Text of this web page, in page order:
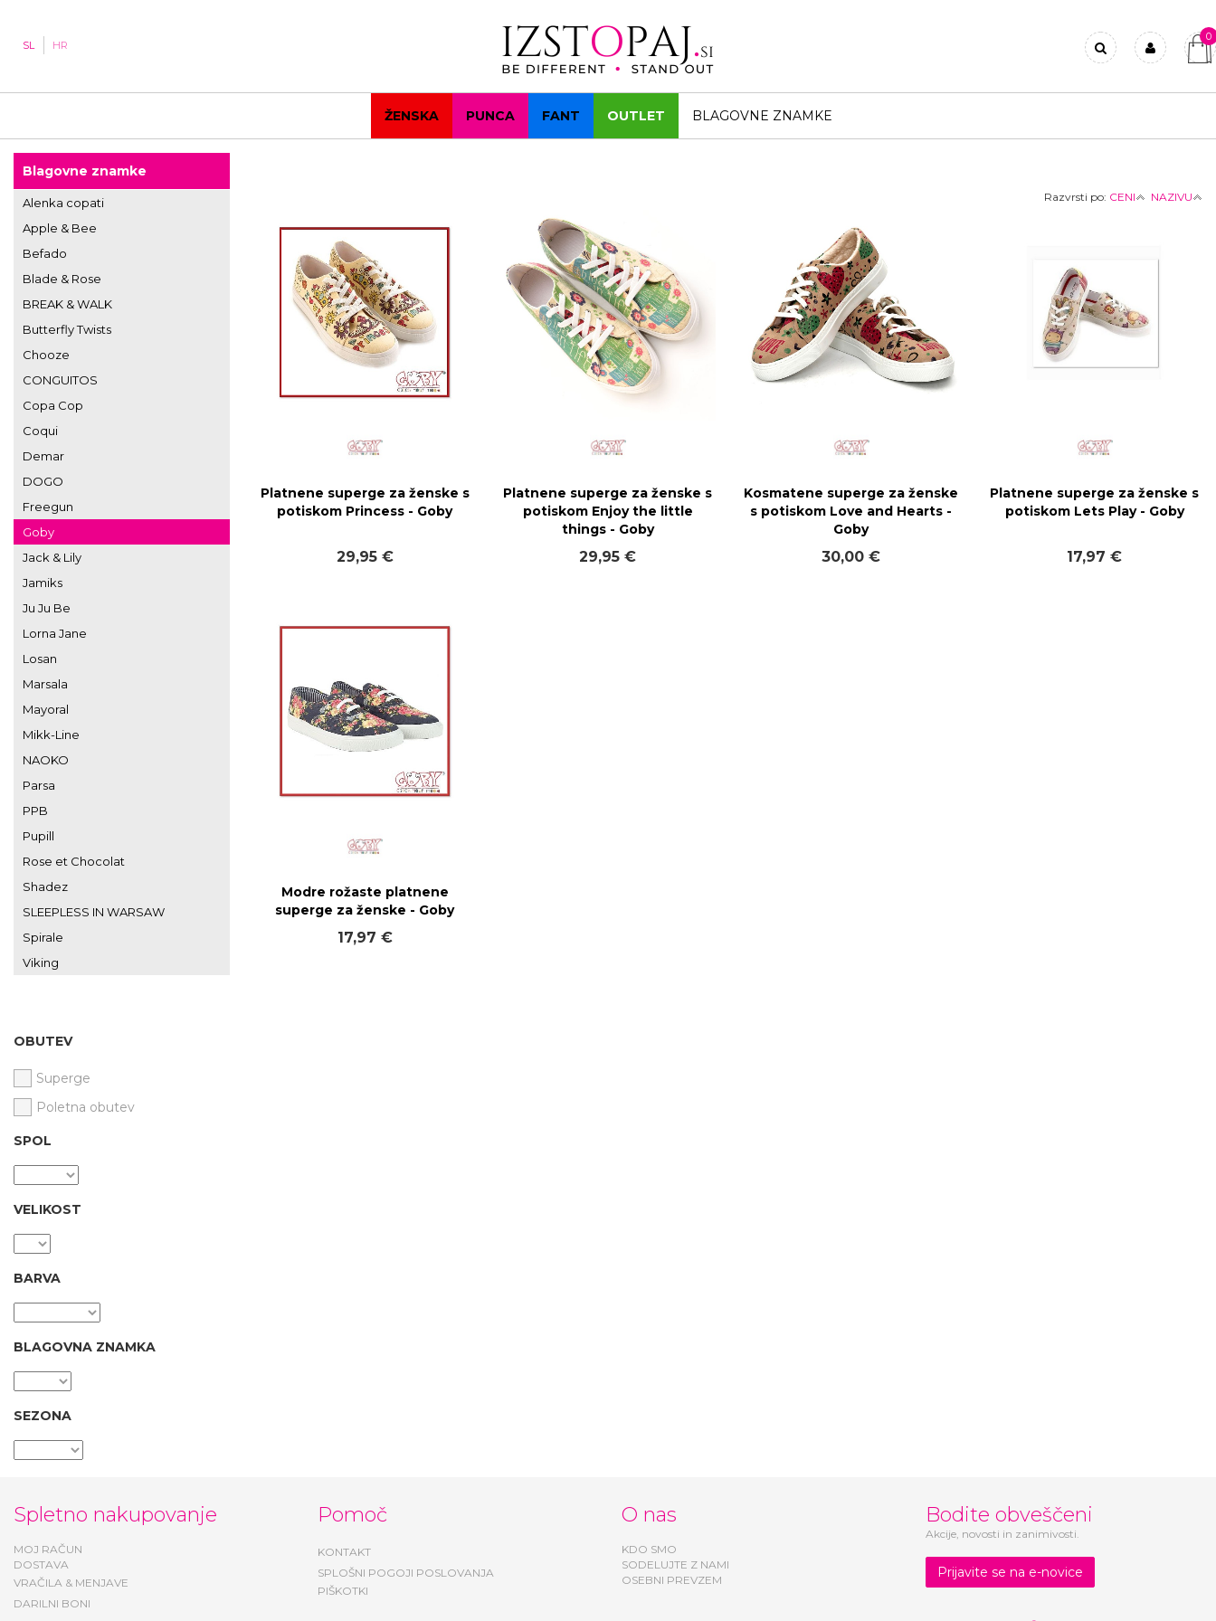
SL HR
0
ŽENSKA PUNCA FANT OUTLET BLAGOVNE ZNAMKE
Blagovne znamke
Alenka copati
Apple & Bee
Befado
Blade & Rose
BREAK & WALK
Butterfly Twists
Chooze
CONGUITOS
Copa Cop
Coqui
Demar
DOGO
Freegun
Goby
Jack & Lily
Jamiks
Ju Ju Be
Lorna Jane
Losan
Marsala
Mayoral
Mikk-Line
NAOKO
Parsa
PPB
Pupill
Rose et Chocolat
Shadez
SLEEPLESS IN WARSAW
Spirale
Viking
OBUTEV
Superge
Poletna obutev
SPOL
VELIKOST
BARVA
BLAGOVNA ZNAMKA
SEZONA
Razvrsti po: CENI NAZIVU
Platnene superge za ženske s
potiskom Princess - Goby
29,95 €
Platnene superge za ženske s
potiskom Enjoy the little
things - Goby
29,95 €
Kosmatene superge za ženske
s potiskom Love and Hearts -
Goby
30,00 €
Platnene superge za ženske s
potiskom Lets Play - Goby
17,97 €
Modre rožaste platnene
superge za ženske - Goby
17,97 €
Spletno nakupovanje
MOJ RAČUN
DOSTAVA
VRAČILA & MENJAVE
DARILNI BONI
Pomoč
KONTAKT
SPLOŠNI POGOJI POSLOVANJA
PIŠKOTKI
O nas
KDO SMO
SODELUJTE Z NAMI
OSEBNI PREVZEM
Bodite obveščeni
Akcije, novosti in zanimivosti.
Prijavite se na e-novice